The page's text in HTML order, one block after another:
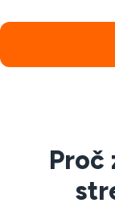
Proč